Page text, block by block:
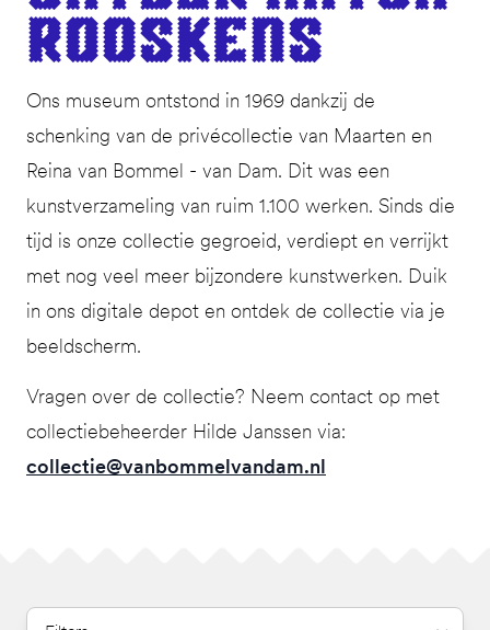
Rooskens
Ons museum ontstond in 1969 dankzij de
schenking van de privécollectie van Maarten en
Reina van Bommel - van Dam. Dit was een
kunstverzameling van ruim 1.100 werken. Sinds die
tijd is onze collectie gegroeid, verdiept en verrijkt
met nog veel meer bijzondere kunstwerken. Duik
in ons digitale depot en ontdek de collectie via je
beeldscherm.
Vragen over de collectie? Neem contact op met
collectiebeheerder Hilde Janssen via:
collectie@vanbommelvandam.nl